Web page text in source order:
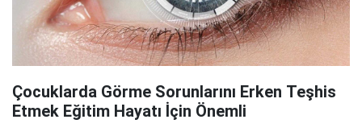
Çocuklarda Görme Sorunlarını Erken Teşhis
Etmek Eğitim Hayatı İçin Önemli